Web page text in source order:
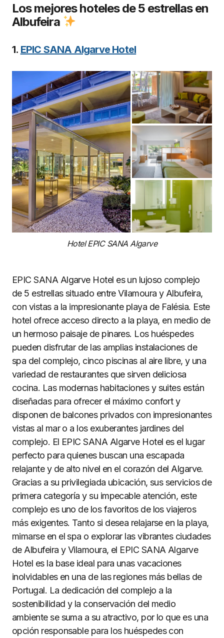
Los mejores hoteles de 5 estrellas en
Albufeira
1. EPIC SANA Algarve Hotel
Hotel EPIC SANA Algarve
EPIC SANA Algarve Hotel es un lujoso complejo
de 5 estrellas situado entre Vilamoura y Albufeira,
con vistas a la impresionante playa de Falésia. Este
hotel ofrece acceso directo a la playa, en medio de
un hermoso paisaje de pinares. Los huéspedes
pueden disfrutar de las amplias instalaciones de
spa del complejo, cinco piscinas al aire libre, y una
variedad de restaurantes que sirven deliciosa
cocina. Las modernas habitaciones y suites están
diseñadas para ofrecer el máximo confort y
disponen de balcones privados con impresionantes
vistas al mar o a los exuberantes jardines del
complejo. El EPIC SANA Algarve Hotel es el lugar
perfecto para quienes buscan una escapada
relajante y de alto nivel en el corazón del Algarve.
Gracias a su privilegiada ubicación, sus servicios de
primera categoría y su impecable atención, este
complejo es uno de los favoritos de los viajeros
más exigentes. Tanto si desea relajarse en la playa,
mimarse en el spa o explorar las vibrantes ciudades
de Albufeira y Vilamoura, el EPIC SANA Algarve
Hotel es la base ideal para unas vacaciones
inolvidables en una de las regiones más bellas de
Portugal. La dedicación del complejo a la
sostenibilidad y la conservación del medio
ambiente se suma a su atractivo, por lo que es una
opción responsable para los huéspedes con